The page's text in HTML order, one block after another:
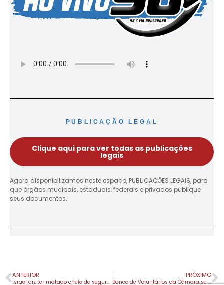
PUBLICAÇÃO LEGAL
Clique aqui para ver todas as publicações
legais
Agora disponibilizamos neste espaço, PUBLICAÇÕES LEGAIS, para
que órgãos mucipais, estaduais, federais e privados publique
seus documentos.
ANTERIOR
Israel diz ter matado chefe de segurança do Irã e líder da milícia Basij em novos ataques
PRÓXIMO
Banco de Voluntários da Câmara se reúne para trocar experiências e ampliar rede de solidariedade